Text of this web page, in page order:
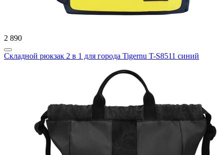
2 890
Складной рюкзак 2 в 1 для города Tigernu T-S8511 синий